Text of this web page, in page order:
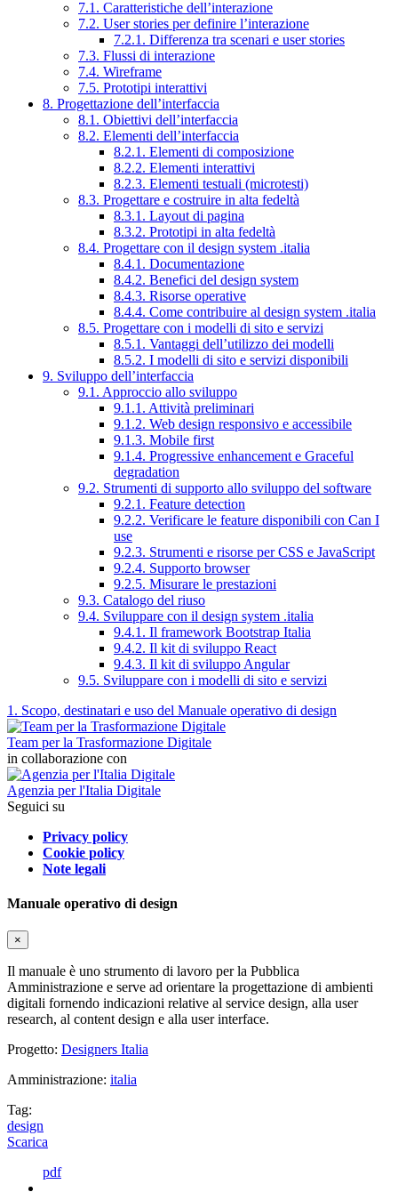
7.1. Caratteristiche dell’interazione
7.2. User stories per definire l’interazione
7.2.1. Differenza tra scenari e user stories
7.3. Flussi di interazione
7.4. Wireframe
7.5. Prototipi interattivi
8. Progettazione dell’interfaccia
8.1. Obiettivi dell’interfaccia
8.2. Elementi dell’interfaccia
8.2.1. Elementi di composizione
8.2.2. Elementi interattivi
8.2.3. Elementi testuali (microtesti)
8.3. Progettare e costruire in alta fedeltà
8.3.1. Layout di pagina
8.3.2. Prototipi in alta fedeltà
8.4. Progettare con il design system .italia
8.4.1. Documentazione
8.4.2. Benefici del design system
8.4.3. Risorse operative
8.4.4. Come contribuire al design system .italia
8.5. Progettare con i modelli di sito e servizi
8.5.1. Vantaggi dell’utilizzo dei modelli
8.5.2. I modelli di sito e servizi disponibili
9. Sviluppo dell’interfaccia
9.1. Approccio allo sviluppo
9.1.1. Attività preliminari
9.1.2. Web design responsivo e accessibile
9.1.3. Mobile first
9.1.4. Progressive enhancement e Graceful
degradation
9.2. Strumenti di supporto allo sviluppo del software
9.2.1. Feature detection
9.2.2. Verificare le feature disponibili con Can I
use
9.2.3. Strumenti e risorse per CSS e JavaScript
9.2.4. Supporto browser
9.2.5. Misurare le prestazioni
9.3. Catalogo del riuso
9.4. Sviluppare con il design system .italia
9.4.1. Il framework Bootstrap Italia
9.4.2. Il kit di sviluppo React
9.4.3. Il kit di sviluppo Angular
9.5. Sviluppare con i modelli di sito e servizi
1. Scopo, destinatari e uso del Manuale operativo di design
Team per la Trasformazione Digitale
in collaborazione con
Agenzia per l'Italia Digitale
Seguici su
Privacy policy
Cookie policy
Note legali
Manuale operativo di design
×
Il manuale è uno strumento di lavoro per la Pubblica
Amministrazione e serve ad orientare la progettazione di ambienti
digitali fornendo indicazioni relative al service design, alla user
research, al content design e alla user interface.
Progetto: Designers Italia
Amministrazione: italia
Tag:
design
Scarica
pdf